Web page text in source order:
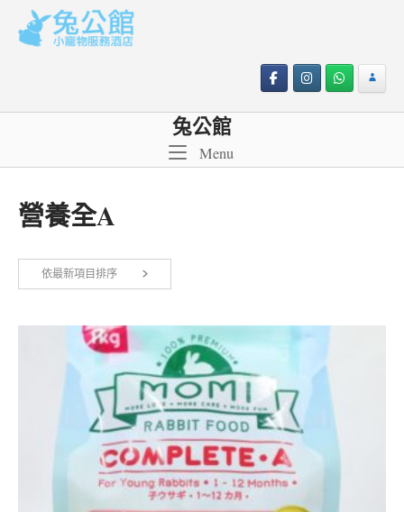
content
兔公館
MenuMenu
營養全A
依最新項目排序
項